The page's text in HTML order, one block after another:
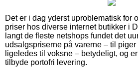
Det er i dag yderst uproblematisk for
priser hos diverse internet butikker i
langt de fleste netshops fundet det
udsalgspriserne på varerne – til piger
ligeledes til voksne – betydeligt, og
tilbyde portofri levering.